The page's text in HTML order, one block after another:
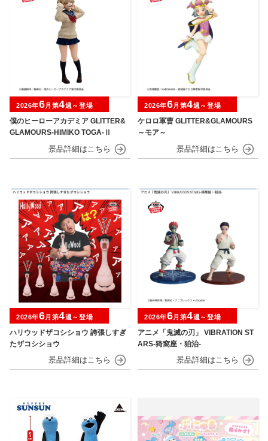
僕のヒーローアカデミア GLITTER&
GLAMOURS-HIMIKO TOGA-Ⅱ
2026年6月第4週～登場
ケロロ軍曹 GLITTER&GLAMOURS
～モア～
2026年6月第4週～登場
ハリウッドザコシショウ 誇張しすぎ
たザコシショウ
2026年6月第4週～登場
アニメ「鬼滅の刃」 VIBRATION ST
ARS-猗窩座・狛治-
2026年6月第4週～登場